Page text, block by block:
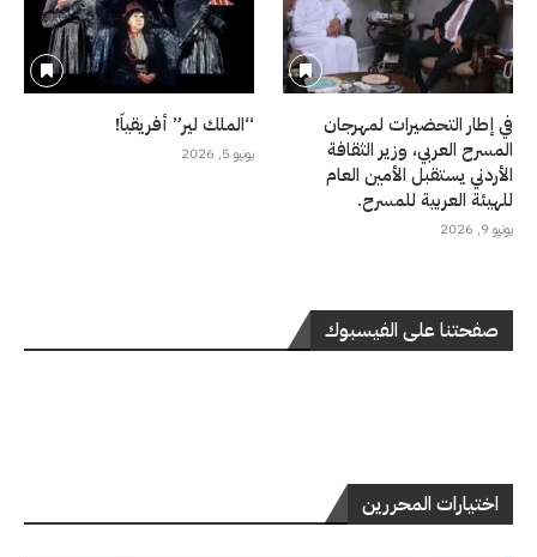
في إطار التحضيرات لمهرجان
المسرح العربي، وزير الثقافة
الأردني يستقبل الأمين العام
للهيئة العربية للمسرح.
يونيو 9, 2026
“الملك لير” أفريقياً!
يونيو 5, 2026
صفحتنا على الفيسبوك
اختيارات المحررين